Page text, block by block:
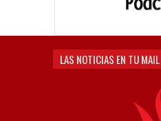
LAS NOTICIAS EN TU MAIL